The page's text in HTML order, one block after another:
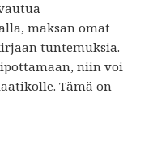
maksan omat
tuntemuksia.
niin voi
Tämä on